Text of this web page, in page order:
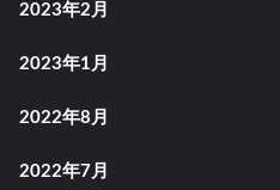
2023年2月
2023年1月
2022年8月
2022年7月